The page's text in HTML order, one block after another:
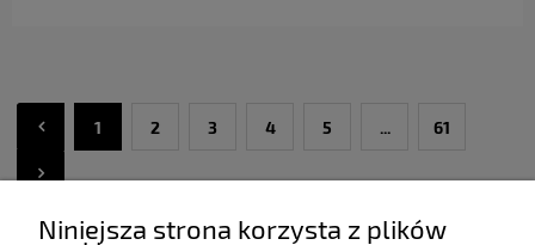
1 2 3 4 5 ... 61
Niniejsza strona korzysta z plików